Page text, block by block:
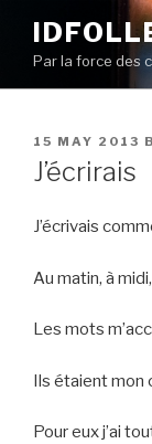
contentPar la force des
POSTED
ON
15 MAY 2013
J’écrirais
J’écrivais
Au matin, à
Les mots
Ils étaient mon
Pour eux j’ai